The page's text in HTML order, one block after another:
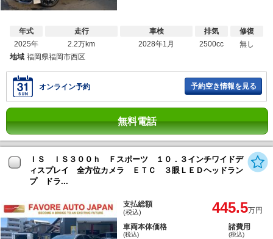
年式
2025年
走行
2.2万km
車検
2028年1月
排気
2500cc
修復
無し
地域 福岡県福岡市西区
オンライン予約 予約空き情報を見る
無料電話
ＩＳ ＩＳ３００ｈ Ｆスポーツ １０．３インチワイドデ
ィスプレイ 全方位カメラ ＥＴＣ ３眼ＬＥＤヘッドラン
プ ドラ...
支払総額
(税込) 445.5万円
車両本体価格
(税込)
諸費用
(税込)